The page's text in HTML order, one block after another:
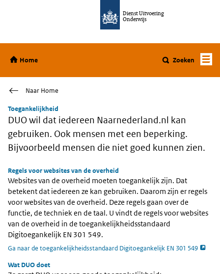
Dienst Uitvoering
Onderwijs
Home
Home Zoeken
Naar Home
Toegankelijkheid
DUO wil dat iedereen Naarnederland.nl kan
gebruiken. Ook mensen met een beperking.
Bijvoorbeeld mensen die niet goed kunnen zien.
Regels voor websites van de overheid
Websites van de overheid moeten toegankelijk zijn. Dat
betekent dat iedereen ze kan gebruiken. Daarom zijn er regels
voor websites van de overheid. Deze regels gaan over de
functie, de techniek en de taal. U vindt de regels voor websites
van de overheid in de toegankelijkheidsstandaard
Digitoegankelijk EN 301 549.
Ga naar de toegankelijkheidsstandaard Digitoegankelijk EN 301 549 opent
Wat DUO doet